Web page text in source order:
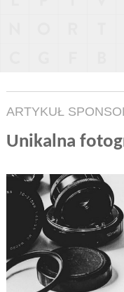
ARTYKUŁ
Unikalna